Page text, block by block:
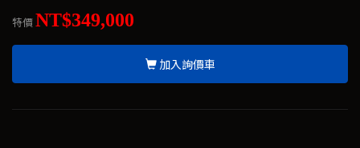
特價NT$349,000
加入詢價車